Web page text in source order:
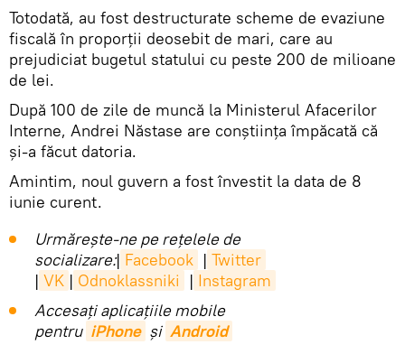
Totodată, au fost destructurate scheme de evaziune
fiscală în proporții deosebit de mari, care au
prejudiciat bugetul statului cu peste 200 de milioane
de lei.
După 100 de zile de muncă la Ministerul Afacerilor
Interne, Andrei Năstase are conștiința împăcată că
și-a făcut datoria.
Amintim, noul guvern a fost învestit la data de 8
iunie curent.
Urmărește-ne pe rețelele de
socializare:| Facebook | Twitter
| VK | Odnoklassniki | Instagram
Accesaţi aplicaţiile mobile
pentru iPhone și Android